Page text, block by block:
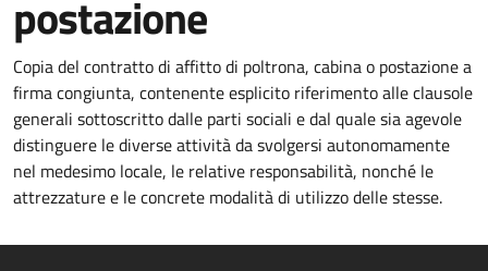
postazione
Copia del contratto di affitto di poltrona, cabina o postazione a
firma congiunta, contenente esplicito riferimento alle clausole
generali sottoscritto dalle parti sociali e dal quale sia agevole
distinguere le diverse attività da svolgersi autonomamente
nel medesimo locale, le relative responsabilità, nonché le
attrezzature e le concrete modalità di utilizzo delle stesse.